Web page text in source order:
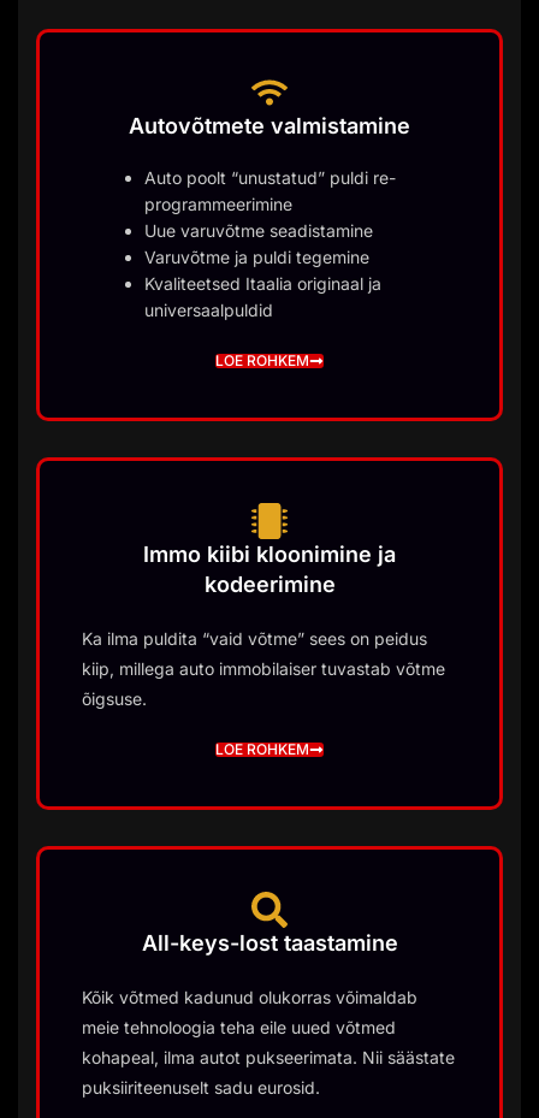
Autovõtmete valmistamine
Auto poolt “unustatud” puldi re-
programmeerimine
Uue varuvõtme seadistamine
Varuvõtme ja puldi tegemine
Kvaliteetsed Itaalia originaal ja
universaalpuldid
LOE ROHKEM
Immo kiibi kloonimine ja
kodeerimine
Ka ilma puldita “vaid võtme” sees on peidus
kiip, millega auto immobilaiser tuvastab võtme
õigsuse.
LOE ROHKEM
All-keys-lost taastamine
Kõik võtmed kadunud olukorras võimaldab
meie tehnoloogia teha eile uued võtmed
kohapeal, ilma autot pukseerimata. Nii säästate
puksiiriteenuselt sadu eurosid.